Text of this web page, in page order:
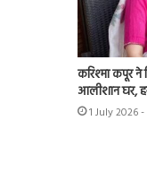
करिश्मा कपूर ने
आलीशान घर,
1 July 2026